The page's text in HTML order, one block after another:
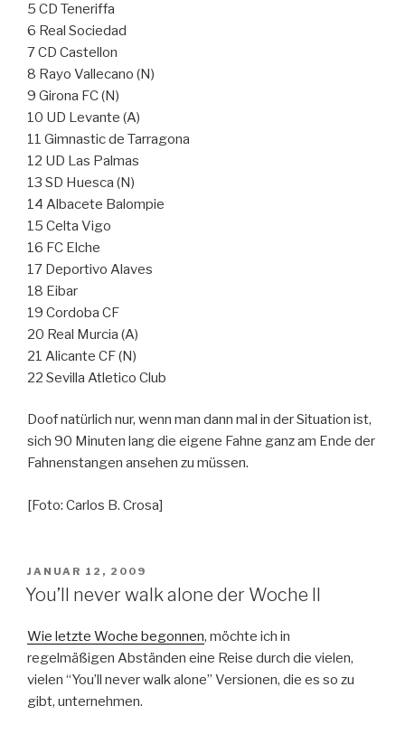
5 CD Teneriffa
6 Real Sociedad
7 CD Castellon
8 Rayo Vallecano (N)
9 Girona FC (N)
10 UD Levante (A)
11 Gimnastic de Tarragona
12 UD Las Palmas
13 SD Huesca (N)
14 Albacete Balompie
15 Celta Vigo
16 FC Elche
17 Deportivo Alaves
18 Eibar
19 Cordoba CF
20 Real Murcia (A)
21 Alicante CF (N)
22 Sevilla Atletico Club
Doof natürlich nur, wenn man dann mal in der Situation ist,
sich 90 Minuten lang die eigene Fahne ganz am Ende der
Fahnenstangen ansehen zu müssen.
[Foto: Carlos B. Crosa]
VERÖFFENTLICHT
AM
JANUAR 12, 2009
You’ll never walk alone der Woche II
Wie letzte Woche begonnen, möchte ich in
regelmäßigen Abständen eine Reise durch die vielen,
vielen “You’ll never walk alone” Versionen, die es so zu
gibt, unternehmen.